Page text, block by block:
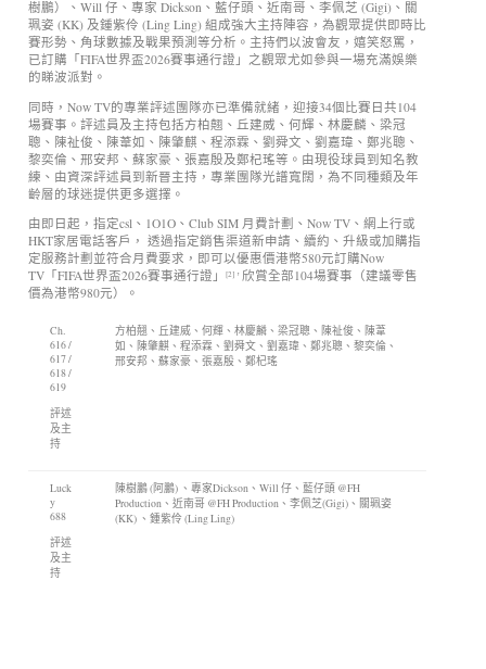
樹鵬）、Will 仔、專家 Dickson、藍仔頭、近南哥、李佩芝 (Gigi)、關
珮姿 (KK) 及鍾紫伶 (Ling Ling) 組成強大主持陣容，為觀眾提供即時比
賽形勢、角球數據及戰果預測等分析。主持們以波會友，嬉笑怒罵，
已訂購「FIFA世界盃2026賽事通行證」之觀眾尤如參與一場充滿娛樂
的睇波派對。
同時，Now TV的專業評述團隊亦已準備就緒，迎接34個比賽日共104
場賽事。評述員及主持包括方柏翹、丘建威、何輝、林慶麟、梁冠
聰、陳祉俊、陳葦如、陳肇麒、程添霖、劉舜文、劉嘉瑋、鄭兆聰、
黎奕倫、邢安邦、蘇家豪、張嘉殷及鄭杞瑤等。由現役球員到知名教
練、由資深評述員到新晉主持，專業團隊光譜寬闊，為不同種類及年
齡層的球迷提供更多選擇。
由即日起，指定csl、1O1O、Club SIM 月費計劃、Now TV、網上行或
HKT家居電話客戶， 透過指定銷售渠道新申請、續約、升級或加購指
定服務計劃並符合月費要求，即可以優惠價港幣580元訂購Now
TV「FIFA世界盃2026賽事通行證」
[2] ， 欣賞全部104場賽事（建議零售
價為港幣980元）。
Ch.
616 /
617 /
618 /
619
評述
及主
持
方柏翹、丘建威、何輝、林慶麟、梁冠聰、陳祉俊、陳葦
如、陳肇麒、程添霖、劉舜文、劉嘉瑋、鄭兆聰、黎奕倫、
邢安邦、蘇家豪、張嘉殷、鄭杞瑤
Luck
y
688
評述
及主
持
陳樹鵬 (阿鵬) 、專家Dickson、Will 仔、藍仔頭 @FH
Production、近南哥 @FH Production、李佩芝(Gigi)、關珮姿
(KK) 、鍾紫伶 (Ling Ling)